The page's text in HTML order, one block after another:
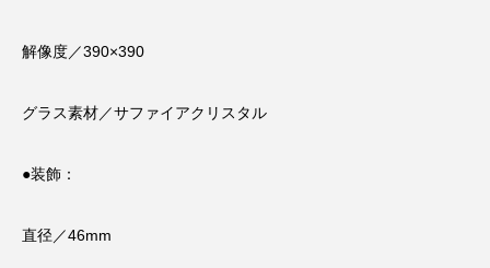
解像度／390×390
グラス素材／サファイアクリスタル
●装飾：
直径／46mm